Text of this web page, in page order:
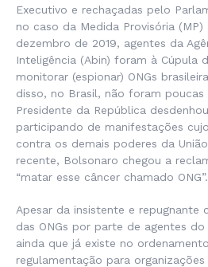
Executivo e rechaçadas pelo
no caso da Medida Provisória
dezembro de 2019, agentes da
Inteligência (Abin) foram à Cúpula
monitorar (espionar) ONGs
disso, no Brasil, não foram
Presidente da República
participando de manifestações
contra os demais poderes da
recente, Bolsonaro chegou a
“matar esse câncer chamado ONG”.
Apesar da insistente e repugnante
das ONGs por parte de agentes
ainda que já existe no
regulamentação para